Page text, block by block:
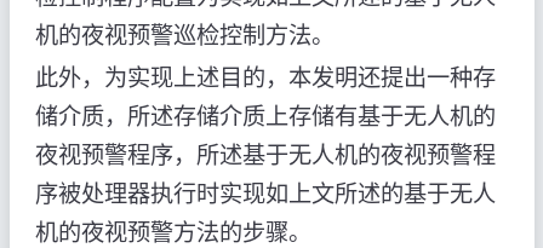
机的夜视预警巡检控制方法。
此外，为实现上述目的，本发明还提出一种存
储介质，所述存储介质上存储有基于无人机的
夜视预警程序，所述基于无人机的夜视预警程
序被处理器执行时实现如上文所述的基于无人
机的夜视预警方法的步骤。